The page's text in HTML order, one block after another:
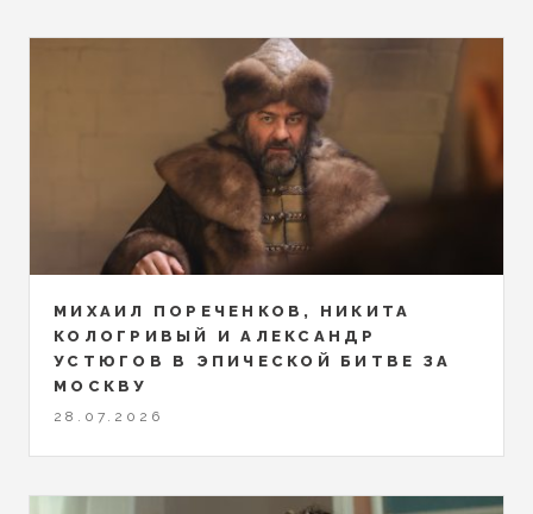
МИХАИЛ ПОРЕЧЕНКОВ, НИКИТА
КОЛОГРИВЫЙ И АЛЕКСАНДР
УСТЮГОВ В ЭПИЧЕСКОЙ БИТВЕ ЗА
МОСКВУ
28.07.2026